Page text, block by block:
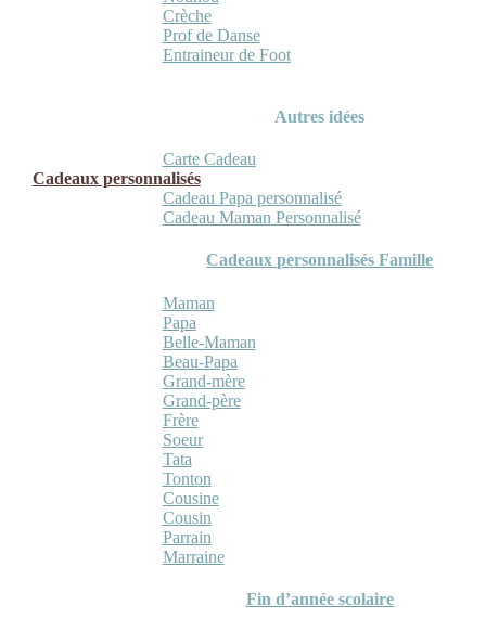
Crèche
Prof de Danse
Entraineur de Foot
Autres idées
Carte Cadeau
Cadeaux personnalisés
Cadeau Papa personnalisé
Cadeau Maman Personnalisé
Cadeaux personnalisés Famille
Maman
Papa
Belle-Maman
Beau-Papa
Grand-mère
Grand-père
Frère
Soeur
Tata
Tonton
Cousine
Cousin
Parrain
Marraine
Fin d’année scolaire